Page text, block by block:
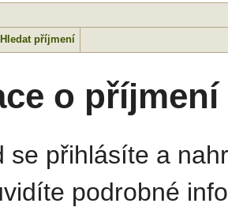
Hledat příjmení
o
se přihlásíte a
podrobné